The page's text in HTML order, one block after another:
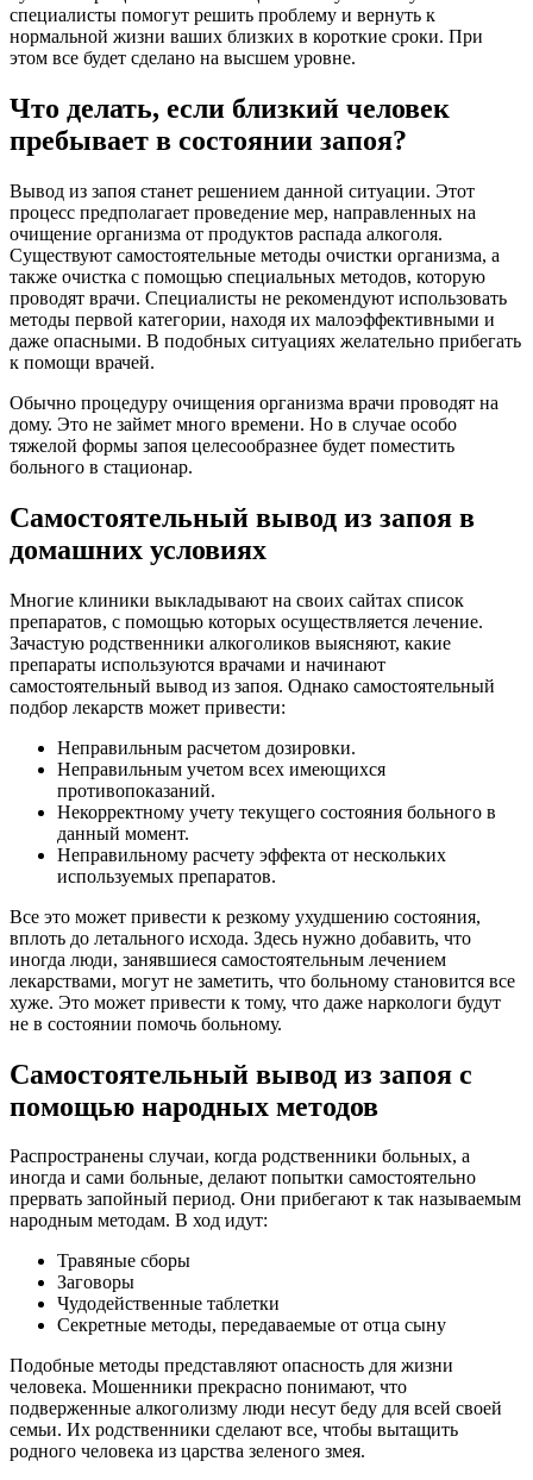
специалисты помогут решить проблему и вернуть к
нормальной жизни ваших близких в короткие сроки. При
этом все будет сделано на высшем уровне.
Что делать, если близкий человек
пребывает в состоянии запоя?
Вывод из запоя станет решением данной ситуации. Этот
процесс предполагает проведение мер, направленных на
очищение организма от продуктов распада алкоголя.
Существуют самостоятельные методы очистки организма, а
также очистка с помощью специальных методов, которую
проводят врачи. Специалисты не рекомендуют использовать
методы первой категории, находя их малоэффективными и
даже опасными. В подобных ситуациях желательно прибегать
к помощи врачей.
Обычно процедуру очищения организма врачи проводят на
дому. Это не займет много времени. Но в случае особо
тяжелой формы запоя целесообразнее будет поместить
больного в стационар.
Самостоятельный вывод из запоя в
домашних условиях
Многие клиники выкладывают на своих сайтах список
препаратов, с помощью которых осуществляется лечение.
Зачастую родственники алкоголиков выясняют, какие
препараты используются врачами и начинают
самостоятельный вывод из запоя. Однако самостоятельный
подбор лекарств может привести:
Неправильным расчетом дозировки.
Неправильным учетом всех имеющихся
противопоказаний.
Некорректному учету текущего состояния больного в
данный момент.
Неправильному расчету эффекта от нескольких
используемых препаратов.
Все это может привести к резкому ухудшению состояния,
вплоть до летального исхода. Здесь нужно добавить, что
иногда люди, занявшиеся самостоятельным лечением
лекарствами, могут не заметить, что больному становится все
хуже. Это может привести к тому, что даже наркологи будут
не в состоянии помочь больному.
Самостоятельный вывод из запоя с
помощью народных методов
Распространены случаи, когда родственники больных, а
иногда и сами больные, делают попытки самостоятельно
прервать запойный период. Они прибегают к так называемым
народным методам. В ход идут:
Травяные сборы
Заговоры
Чудодейственные таблетки
Секретные методы, передаваемые от отца сыну
Подобные методы представляют опасность для жизни
человека. Мошенники прекрасно понимают, что
подверженные алкоголизму люди несут беду для всей своей
семьи. Их родственники сделают все, чтобы вытащить
родного человека из царства зеленого змея.